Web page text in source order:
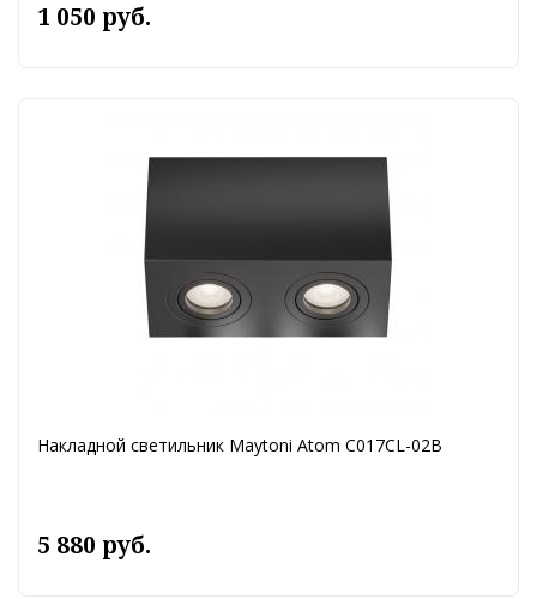
1 050 руб.
Накладной светильник Maytoni Atom C017CL-02B
5 880 руб.